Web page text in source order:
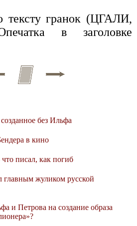
тексту гранок (ЦГАЛИ,
в заголовке
без Ильфа
в кино
писал, как погиб
жуликом русской
и Петрова на создание образа